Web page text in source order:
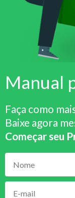
Manual
Faça como
Baixe agora
Começar seu